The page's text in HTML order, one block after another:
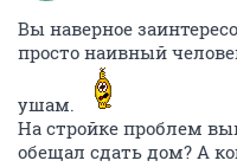
Вы наверное
просто наивный
ушам.
На стройке проблем
обещал сдать дом? А